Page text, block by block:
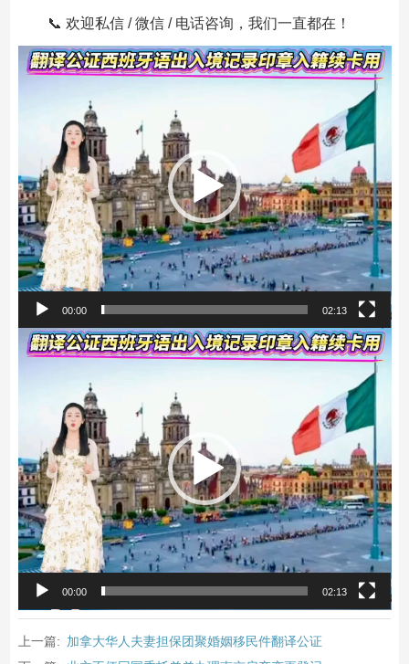
📞 欢迎私信 / 微信 / 电话咨询，我们一直都在！
视
00:00 02:13
视
00:00 02:13
上一篇: 加拿大华人夫妻担保团聚婚姻移民件翻译公证